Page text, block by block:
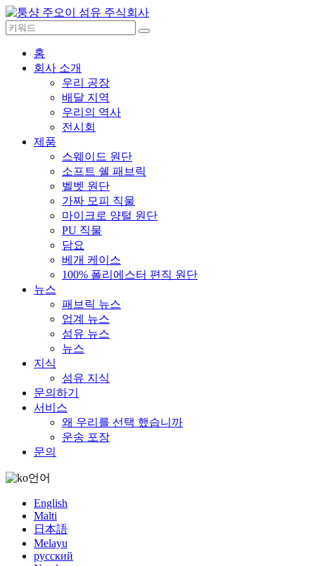
홈
회사 소개
우리 공장
배달 지역
우리의 역사
전시회
제품
스웨이드 원단
소프트 쉘 패브릭
벨벳 원단
가짜 모피 직물
마이크로 양털 원단
PU 직물
담요
베개 케이스
100% 폴리에스터 편직 원단
뉴스
패브릭 뉴스
업계 뉴스
섬유 뉴스
뉴스
지식
섬유 지식
문의하기
서비스
왜 우리를 선택 했습니까
운송 포장
문의
언어
English
Malti
日本語
Melayu
русский